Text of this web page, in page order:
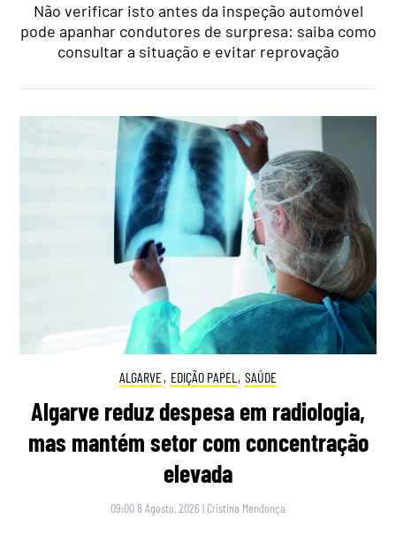
Não verificar isto antes da inspeção automóvel
pode apanhar condutores de surpresa: saiba como
consultar a situação e evitar reprovação
ALGARVE, EDIÇÃO PAPEL , SAÚDE
Algarve reduz despesa em radiologia,
mas mantém setor com concentração
elevada
09:00 8 Agosto, 2026 | Cristina Mendonça